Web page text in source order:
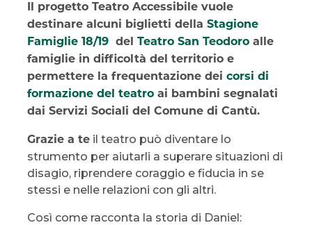
Il progetto Teatro Accessibile vuole
destinare alcuni biglietti della Stagione
Famiglie 18/19del Teatro San Teodoro alle
famiglie in difficoltà del territorio e
permettere la frequentazione dei corsi di
formazione del teatroai bambini segnalati
dai Servizi Sociali del Comune di Cantù.
Grazie a teil teatro può diventare lo
strumento per aiutarli a superare situazioni di
disagio, riprendere coraggio e fiducia in se
stessi e nelle relazioni con gli altri.
Così come racconta la storia di Daniel: